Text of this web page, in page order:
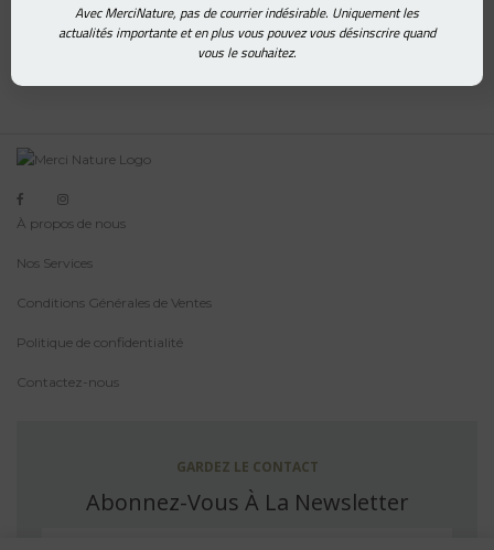
À propos de nous
Nos Services
Conditions Générales de Ventes
Politique de confidentialité
Contactez-nous
GARDEZ LE CONTACT
Abonnez-Vous À La Newsletter
Avec MerciNature, pas de courrier indésirable. Uniquement les
actualités importante et en plus vous pouvez vous désinscrire quand
vous le souhaitez.